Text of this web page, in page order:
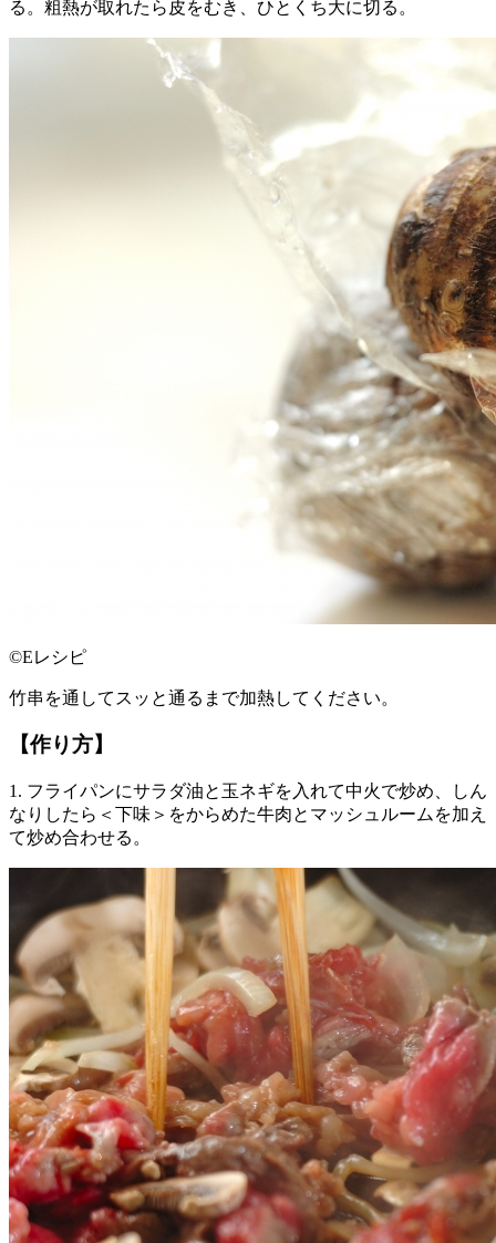
る。粗熱が取れたら皮をむき、ひとくち大に切る。
©Eレシピ
竹串を通してスッと通るまで加熱してください。
【作り方】
1. フライパンにサラダ油と玉ネギを入れて中火で炒め、しん
なりしたら＜下味＞をからめた牛肉とマッシュルームを加え
て炒め合わせる。